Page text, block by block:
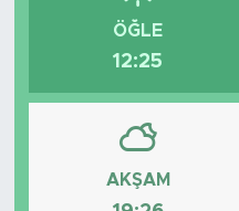
ÖĞLE
12:25
AKŞAM